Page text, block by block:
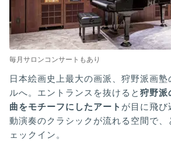
毎月サロンコンサートもあり
日本絵画史上最大の画派、狩野派画
ルへ。エントランスを抜けると狩野派
曲をモチーフにしたアート が目に飛び
動演奏のクラシックが流れる空間で、
ェックイン。